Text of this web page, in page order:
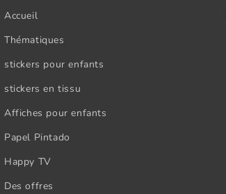
Accueil
Thématiques
stickers pour enfants
stickers en tissu
Affiches pour enfants
Papel Pintado
Happy TV
Des offres